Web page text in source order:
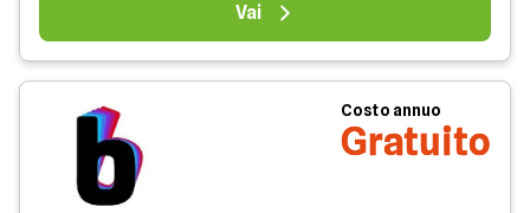
Vai
Costo annuo
Gratuito